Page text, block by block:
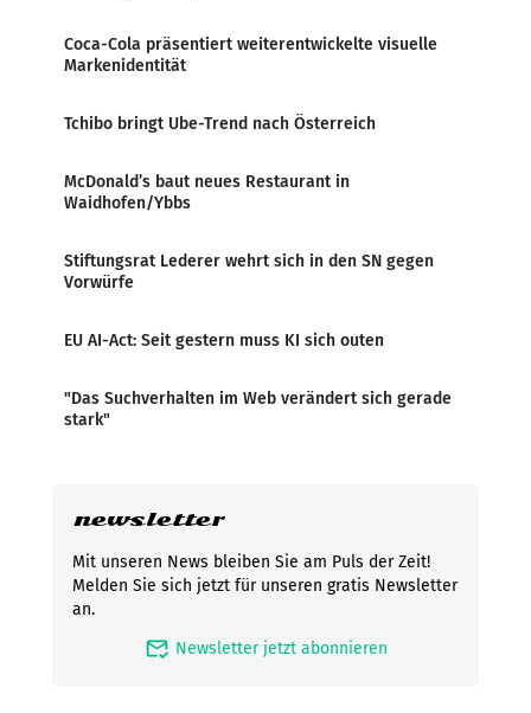
Coca-Cola präsentiert weiterentwickelte visuelle
Markenidentität
Tchibo bringt Ube-Trend nach Österreich
McDonald’s baut neues Restaurant in
Waidhofen/Ybbs
Stiftungsrat Lederer wehrt sich in den SN gegen
Vorwürfe
EU AI-Act: Seit gestern muss KI sich outen
"Das Suchverhalten im Web verändert sich gerade
stark"
newsletter
Mit unseren News bleiben Sie am Puls der Zeit!
Melden Sie sich jetzt für unseren gratis Newsletter
an.
mark_email_read Newsletter jetzt abonnieren